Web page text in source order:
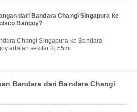
dari Bandara Changi Singapura ke
Bangoy?
adalah sekitar 3j 55m.
Bandara dari Bandara Changi